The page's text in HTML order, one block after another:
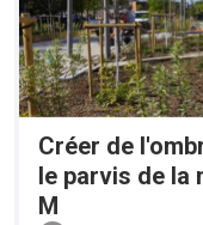
Créer de
le parvis de la
M